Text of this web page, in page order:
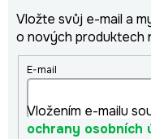
Vložte svůj e-mail a
o nových produktech
E-mail
Vložením e-mailu
ochrany osobních